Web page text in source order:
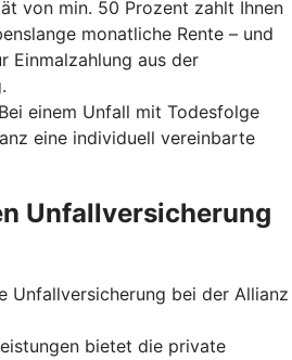
von min. 50 Prozent zahlt Ihnen
monatliche Rente – und
Einmalzahlung aus der
einem Unfall mit Todesfolge
eine individuell vereinbarte
Unfallversicherung
Unfallversicherung bei der Allianz
bietet die private